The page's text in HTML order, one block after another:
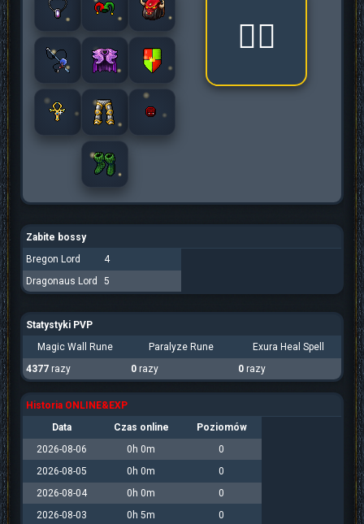
🧟‍♂️
Zabite bossy
Bregon Lord
4
Dragonaus Lord
5
Statystyki PVP
Magic Wall Rune
Paralyze Rune
Exura Heal Spell
4377 razy 0 razy 0 razy
Historia ONLINE&EXP
Data
Czas online
Poziomów
2026-08-06
0h 0m
0
2026-08-05
0h 0m
0
2026-08-04
0h 0m
0
2026-08-03
0h 5m
0